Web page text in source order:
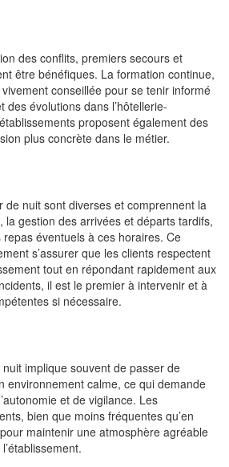
des conflits, premiers secours et
être bénéfiques. La formation continue,
conseillée pour se tenir informé
des évolutions dans l’hôtellerie-
proposent également des
plus concrète dans le métier.
de nuit sont diverses et comprennent la
la gestion des arrivées et départs tardifs,
éventuels à ces horaires. Ce
s’assurer que les clients respectent
tout en répondant rapidement aux
il est le premier à intervenir et à
si nécessaire.
implique souvent de passer de
environnement calme, ce qui demande
et de vigilance. Les
bien que moins fréquentes qu’en
maintenir une atmosphère agréable